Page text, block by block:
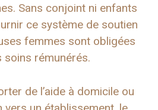
Sans conjoint ni enfants
ce système de soutien
femmes sont obligées
rémunérés.
de l’aide à domicile ou